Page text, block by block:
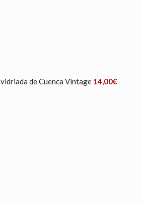
de Cuenca Vintage 14,00€